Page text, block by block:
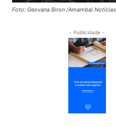
Foto: Geovana Biron /Amambai Notícias
- Publicidade -